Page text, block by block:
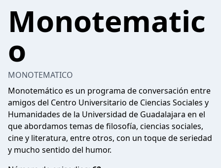
Monotematic
o
MONOTEMATICO
Monotemático es un programa de conversación entre
amigos del Centro Universitario de Ciencias Sociales y
Humanidades de la Universidad de Guadalajara en el
que abordamos temas de filosofía, ciencias sociales,
cine y literatura, entre otros, con un toque de seriedad
y mucho sentido del humor.